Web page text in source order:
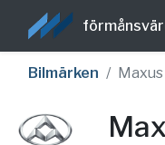
Bilmärken Maxus